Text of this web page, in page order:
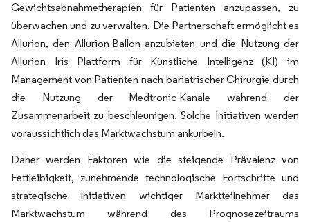
Gewichtsabnahmetherapien für Patienten anzupassen, zu
überwachen und zu verwalten. Die Partnerschaft ermöglicht es
Allurion, den Allurion-Ballon anzubieten und die Nutzung der
Allurion Iris Plattform für Künstliche Intelligenz (KI) im
Management von Patienten nach bariatrischer Chirurgie durch
die Nutzung der Medtronic-Kanäle während der
Zusammenarbeit zu beschleunigen. Solche Initiativen werden
voraussichtlich das Marktwachstum ankurbeln.
Daher werden Faktoren wie die steigende Prävalenz von
Fettleibigkeit, zunehmende technologische Fortschritte und
strategische Initiativen wichtiger Marktteilnehmer das
Marktwachstum während des Prognosezeitraums